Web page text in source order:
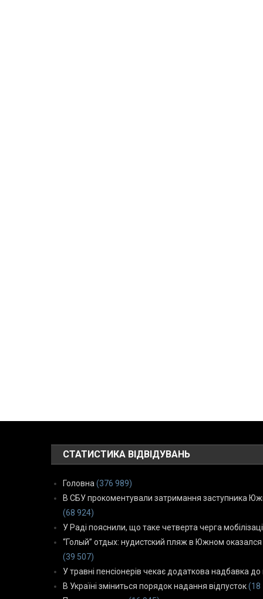
СТАТИСТИКА ВІДВІДУВАНЬ
Головна (376 989)
В СБУ прокоментували затримання заступника
(68 924)
У Раді пояснили, що таке четверта черга
“Голый” отдых: нудистский пляж в Южном
(39 507)
У травні пенсіонерів чекає додаткова надбавка до
В Україні зміниться порядок надання відпусток (18